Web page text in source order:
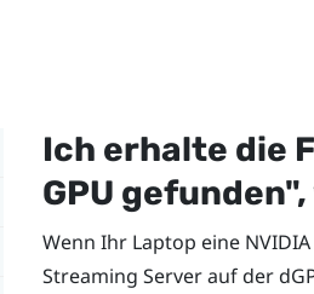
Ich erhalte die
GPU
Wenn Ihr Laptop eine NVIDIA
Streaming Server auf der